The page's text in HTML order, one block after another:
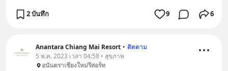
2 บันทึก 9 6
Anantara Chiang Mai Resort • ติดตาม
5 พ.ค. 2023 เวลา 04:58 • สุขภาพ
อนันตราเชียงใหม่รีสอร์ท